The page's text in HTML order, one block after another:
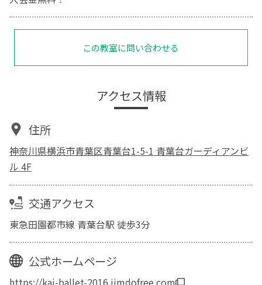
この教室に問い合わせる
アクセス情報
住所
神奈川県横浜市青葉区青葉台1-5-1 青葉台ガーディアンビ
ル 4F
交通アクセス
東急田園都市線 青葉台駅 徒歩3分
公式ホームページ
https://kai-ballet-2016.jimdofree.com